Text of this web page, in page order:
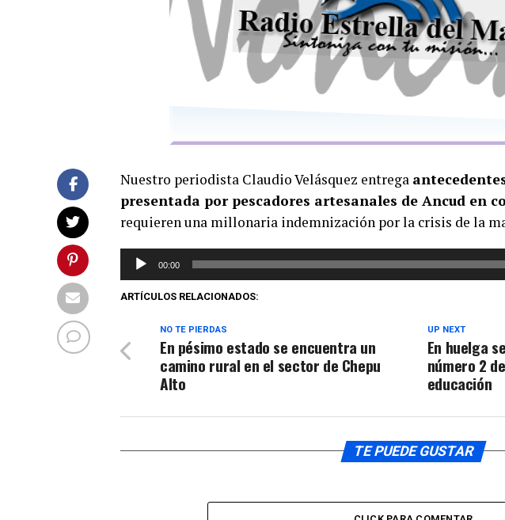
Nuestro periodista Claudio Velásquez entrega
presentada por pescadores artesanales de Ancud en
requieren una millonaria indemnización por la crisis de la
Reproductor
audio
00:00
ARTÍCULOS RELACIONADOS:
UP NEXT
En huelga
número 2
educación
NO TE PIERDAS
En pésimo estado se encuentra un
camino rural en el sector de Chepu
Alto
TE PUEDE GUSTAR